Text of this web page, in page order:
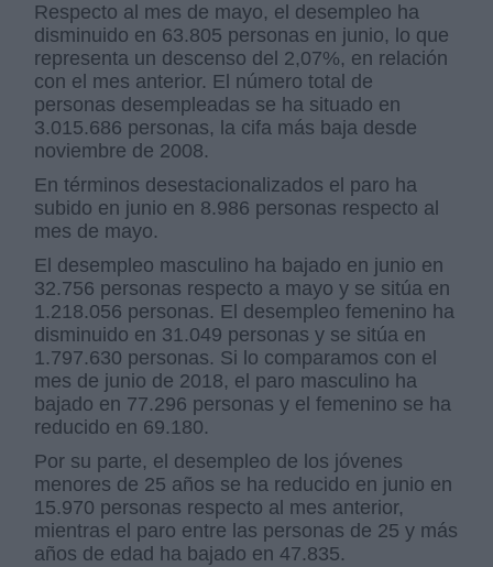
Respecto al mes de mayo, el desempleo ha
disminuido en 63.805 personas en junio, lo que
representa un descenso del 2,07%, en relación
con el mes anterior. El número total de
personas desempleadas se ha situado en
3.015.686 personas, la cifa más baja desde
noviembre de 2008.
En términos desestacionalizados el paro ha
subido en junio en 8.986 personas respecto al
mes de mayo.
El desempleo masculino ha bajado en junio en
32.756 personas respecto a mayo y se sitúa en
1.218.056 personas. El desempleo femenino ha
disminuido en 31.049 personas y se sitúa en
1.797.630 personas. Si lo comparamos con el
mes de junio de 2018, el paro masculino ha
bajado en 77.296 personas y el femenino se ha
reducido en 69.180.
Por su parte, el desempleo de los jóvenes
menores de 25 años se ha reducido en junio en
15.970 personas respecto al mes anterior,
mientras el paro entre las personas de 25 y más
años de edad ha bajado en 47.835.